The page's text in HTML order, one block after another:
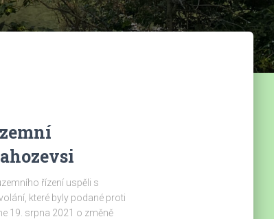
řízení uspěli s
které byly podané proti
19. srpna 2021 o změně